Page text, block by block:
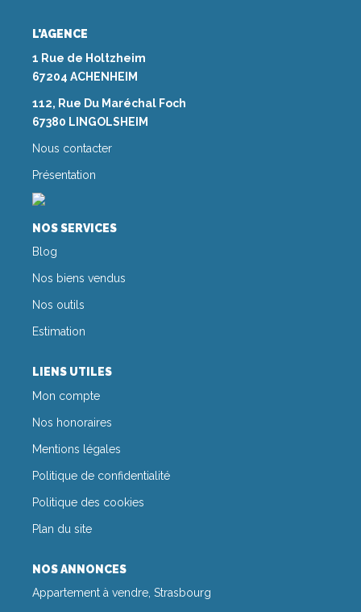
ESPACE BAILLEURS
ESPACE VENDEUR
L'AGENCE
1 Rue de Holtzheim
67204 ACHENHEIM
112, Rue Du Maréchal Foch
67380 LINGOLSHEIM
Nous contacter
Présentation
NOS SERVICES
Blog
Nos biens vendus
Nos outils
Estimation
LIENS UTILES
Mon compte
Nos honoraires
Mentions légales
Politique de confidentialité
Politique des cookies
Plan du site
NOS ANNONCES
Appartement à vendre, Strasbourg